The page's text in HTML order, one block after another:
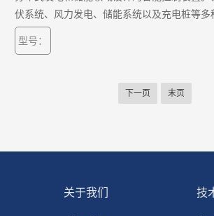
伏系统、风力发电、储能系统以及充电桩等多
求。通过全天候的数据采集和分析，智能协
控光伏、风能、储能系统及充电桩的运行状态
策略，对微电网进行精确的调节和控制。
型号：
下一页 末页
关于我们 技